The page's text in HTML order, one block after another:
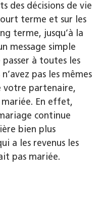
des décisions de vie
terme et sur les
terme, jusqu’à la
message simple
à toutes les
pas les mêmes
votre partenaire,
En effet,
continue
bien plus
a les revenus les
pas mariée.